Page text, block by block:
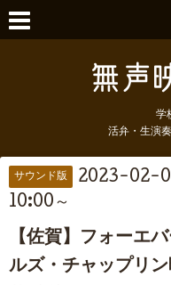
学
活弁・生演
サウンド版
2023-02-
10:00～
【佐賀】フォーエ
ルズ・チャップリ